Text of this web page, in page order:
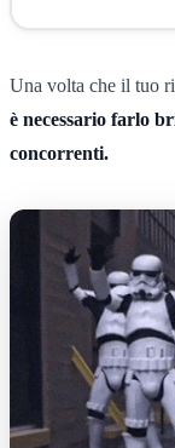
Una volta che il tuo
è necessario farlo
concorrenti.